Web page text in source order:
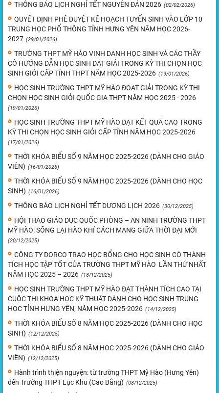
THÔNG BÁO LỊCH NGHỈ TẾT NGUYÊN ĐÁN 2026 (02/02/2026)
QUYẾT ĐỊNH PHÊ DUYỆT KẾ HOẠCH TUYỂN SINH VÀO LỚP 10
TRUNG HỌC PHỔ THÔNG TỈNH HƯNG YÊN NĂM HỌC 2026-
2027 (29/01/2026)
TRƯỜNG THPT MỸ HÀO VINH DANH HỌC SINH VÀ CÁC THẦY
CÔ HƯỚNG DẪN HỌC SINH ĐẠT GIẢI TRONG KỲ THI CHỌN HỌC
SINH GIỎI CẤP TỈNH THPT NĂM HỌC 2025-2026 (19/01/2026)
HỌC SINH TRƯỜNG THPT MỸ HÀO ĐOẠT GIẢI TRONG KỲ THI
CHỌN HỌC SINH GIỎI QUỐC GIA THPT NĂM HỌC 2025 - 2026
(19/01/2026)
HỌC SINH TRƯỜNG THPT MỸ HÀO ĐẠT KẾT QUẢ CAO TRONG
KỲ THI CHỌN HỌC SINH GIỎI CẤP TỈNH NĂM HỌC 2025-2026
(17/01/2026)
THỜI KHÓA BIỂU SỐ 9 NĂM HỌC 2025-2026 (DÀNH CHO GIÁO
VIÊN) (16/01/2026)
THỜI KHÓA BIỂU SỐ 9 NĂM HỌC 2025-2026 (DÀNH CHO HỌC
SINH) (16/01/2026)
THÔNG BÁO LỊCH NGHỈ TẾT DƯƠNG LỊCH 2026 (30/12/2025)
HỘI THAO GIÁO DỤC QUỐC PHÒNG – AN NINH TRƯỜNG THPT
MỸ HÀO: SỐNG LẠI HÀO KHÍ CÁCH MẠNG GIỮA THỜI ĐẠI MỚI
(20/12/2025)
CÔNG TY DORCO TRAO HỌC BỔNG CHO HỌC SINH CÓ THÀNH
TÍCH HỌC TẬP TỐT CỦA TRƯỜNG THPT MỸ HÀO LẦN THỨ NHẤT
NĂM HỌC 2025 – 2026 (18/12/2025)
HỌC SINH TRƯỜNG THPT MỸ HÀO ĐẠT THÀNH TÍCH CAO TẠI
CUỘC THI KHOA HỌC KỸ THUẬT DÀNH CHO HỌC SINH TRUNG
HỌC TỈNH HƯNG YÊN, NĂM HỌC 2025-2026 (14/12/2025)
THỜI KHÓA BIỂU SỐ 8 NĂM HỌC 2025-2026 (DÀNH CHO HỌC
SINH) (12/12/2025)
THỜI KHÓA BIỂU SỐ 8 NĂM HỌC 2025-2026 (DÀNH CHO GIÁO
VIÊN) (12/12/2025)
Hành trình thiện nguyện: từ trường THPT Mỹ Hào (Hưng Yên)
đến Trường THPT Lục Khu (Cao Bằng) (08/12/2025)